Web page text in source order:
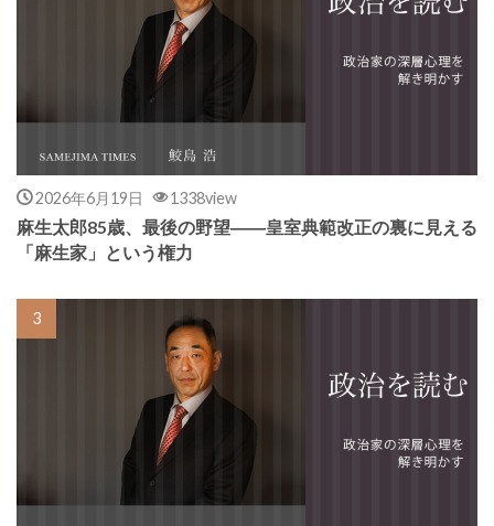
2026年6月19日 1338view
麻生太郎85歳、最後の野望――皇室典範改正の裏に見える
「麻生家」という権力